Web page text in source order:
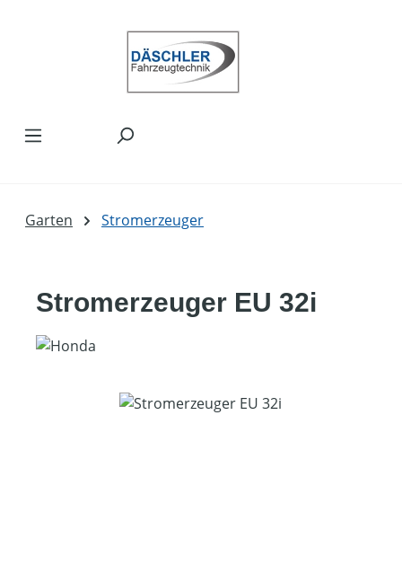
Garten Stromerzeuger
Stromerzeuger EU 32i
Bildergalerie überspringen